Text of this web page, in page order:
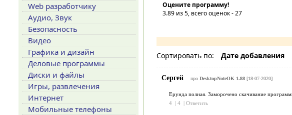
Оцените программу!
3.89из 5, всего оценок -27
Сортировать по: Дате добавления
Сергей про DesktopNoteOK 1.88[18-07-2020]
Ерунда полная. Заморочено скачивание
4 | 4 | Ответить
Web разработчику
Аудио, Звук
Безопасность
Видео
Графика и дизайн
Деловые программы
Диски и файлы
Игры, развлечения
Интернет
Мобильные телефоны